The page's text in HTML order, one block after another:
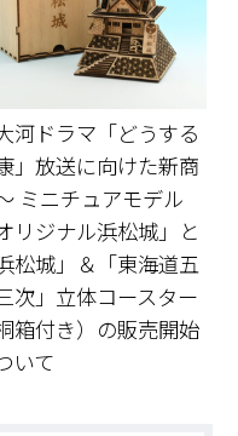
河ドラマ「どうする
」放送に向けた新商
ミニチュアモデル
オリジナル浜松城」と
浜松城」＆「東海道五
次」立体コースター
桐箱付き）の販売開始
いて